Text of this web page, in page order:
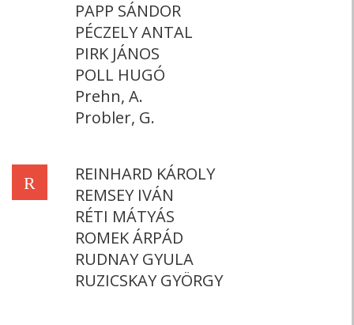
PAPP SÁNDOR
PÉCZELY ANTAL
PIRK JÁNOS
POLL HUGÓ
Prehn, A.
Probler, G.
R
REINHARD KÁROLY
REMSEY IVÁN
RÉTI MÁTYÁS
ROMEK ÁRPÁD
RUDNAY GYULA
RUZICSKAY GYÖRGY